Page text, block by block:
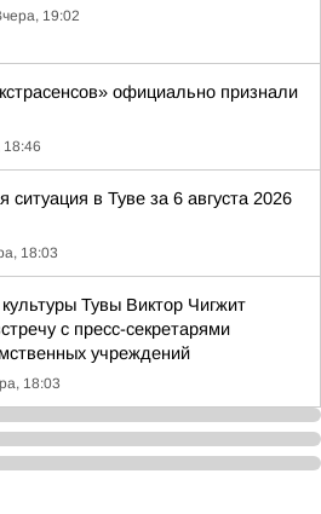
19:02
официально признали
18:46
ситуация в Туве за 6 августа 2026
18:03
Тувы Виктор Чигжит
с пресс-секретарями
учреждений
18:03